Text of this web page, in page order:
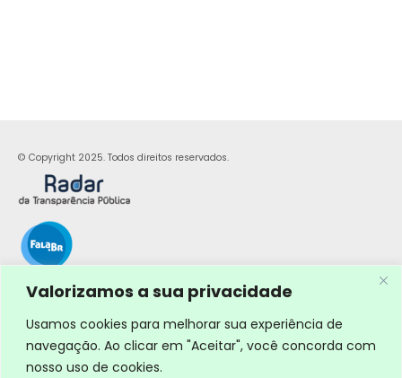
Valorizamos a sua privacidade
Usamos cookies para melhorar sua experiência de
navegação. Ao clicar em "Aceitar", você concorda com
nosso uso de cookies.
© Copyright 2025. Todos direitos reservados.